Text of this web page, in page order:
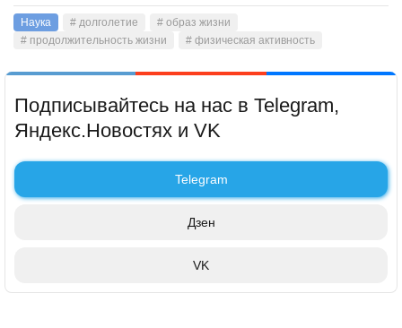
Наука # долголетие
# образ жизни
# продолжительность жизни
# физическая активность
Подписывайтесь на нас в Telegram,
Яндекс.Новостях и VK
Telegram
Дзен
VK